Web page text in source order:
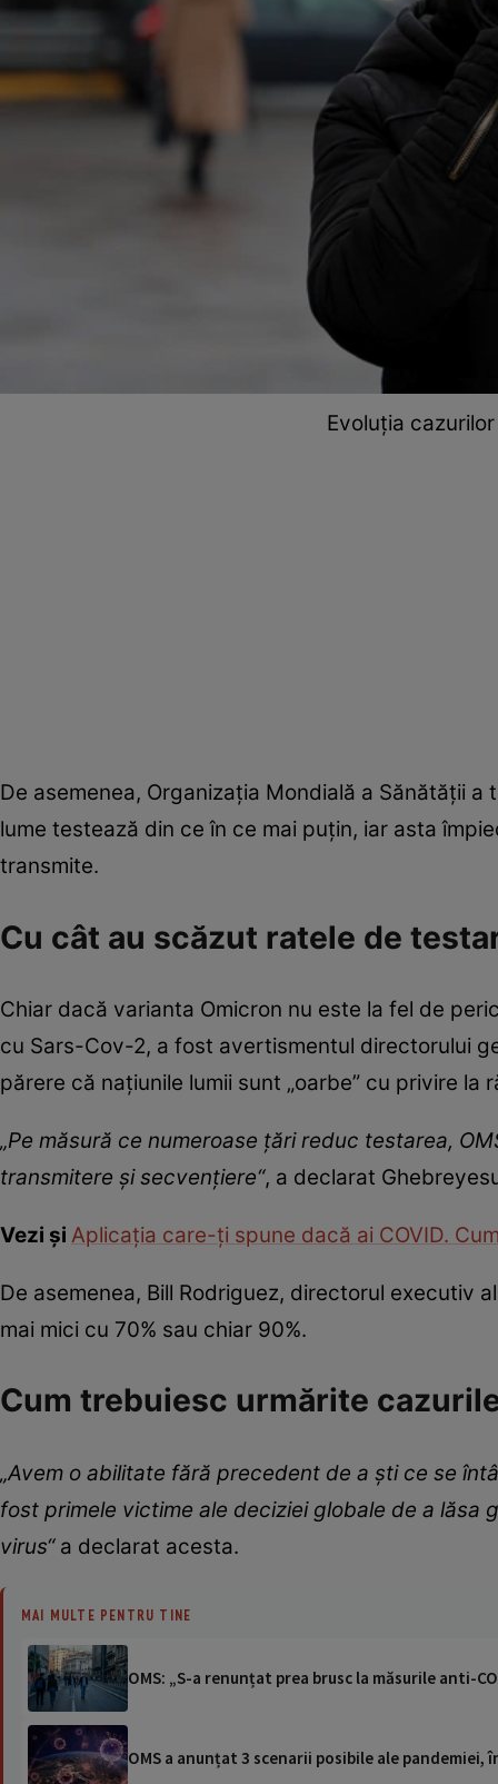
Evoluția
De asemenea, Organizația Mondială a Sănătății
lume testează din ce în ce mai puțin, iar asta
transmite.
Cu cât au scăzut ratele de
Chiar dacă varianta Omicron nu este la fel de
cu Sars-Cov-2, a fost avertismentul directorului
părere că națiunile lumii sunt „oarbe” cu privire
„Pe măsură ce numeroase ţări reduc testarea,
transmitere şi secvenţiere“, a declarat
Vezi și Aplicația care-ți spune dacă ai COVID.
De asemenea, Bill Rodriguez, directorul executiv
mai mici cu 70% sau chiar 90%.
Cum trebuiesc urmărite
„Avem o abilitate fără precedent de a şti ce se
fost primele victime ale deciziei globale de a
virus“a declarat acesta.
MAI MULTE PENTRU TINE
OMS: „S-a renunțat prea brusc la măsurile anti-
OMS a anunțat 3 scenarii posibile ale pandemiei,